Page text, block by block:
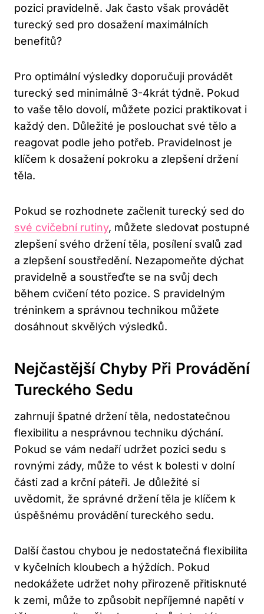
⁢pozici ⁣pravidelně. Jak‍ často však provádět
turecký sed ⁣pro dosažení ‌maximálních
benefitů?
Pro‌ optimální výsledky doporučuji provádět
turecký ⁣sed⁢ minimálně 3-4krát týdně. Pokud
to vaše tělo dovolí,⁣ můžete⁢ pozici praktikovat i
každý den. Důležité je poslouchat⁣ své tělo a
reagovat​ podle jeho ‌potřeb. Pravidelnost ⁢je
klíčem ‍k‌ dosažení ⁣pokroku a​ zlepšení⁢ držení
těla.
Pokud se‌ rozhodnete začlenit turecký sed do
své cvičební rutiny,​ můžete sledovat postupné
zlepšení ‌svého držení těla, ​posílení⁣ svalů zad
a zlepšení soustředění. Nezapomeňte⁢ dýchat
⁢pravidelně a soustřeďte se‌ na svůj dech
během cvičení​ této ‍pozice. S pravidelným
⁣tréninkem ⁢a‍ správnou ⁢technikou můžete
dosáhnout skvělých ‍výsledků.
Nejčastější Chyby ​při Provádění
Tureckého Sedu
‍zahrnují špatné‍ držení těla, nedostatečnou
flexibilitu a nesprávnou techniku dýchání.⁤
Pokud se​ vám nedaří udržet pozici sedu s
rovnými zády,⁣ může to vést ​k ​bolesti ‍v dolní
části zad⁢ a ⁢krční páteři.⁢ Je⁣ důležité si
uvědomit, že⁢ správné držení těla je⁣ klíčem​ k⁢
úspěšnému‍ provádění tureckého sedu.
Další častou chybou ⁢je ‌nedostatečná flexibilita​
v kyčelních kloubech ‌a hýždích.⁢ Pokud
nedokážete udržet‍ nohy⁢ přirozeně přitisknuté
k⁣ zemi, ⁣může to způsobit nepříjemné napětí ‍v